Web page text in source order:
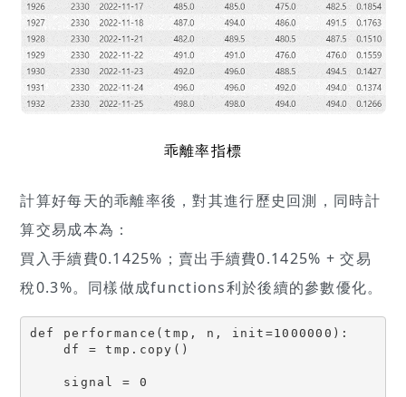
乖離率指標
計算好每天的乖離率後，對其進行歷史回測，同時計
算交易成本為：
買入手續費0.1425%；賣出手續費0.1425% + 交易
稅0.3%。同樣做成functions利於後續的參數優化。
def performance(tmp, n, init=1000000):
    df = tmp.copy()
    signal = 0